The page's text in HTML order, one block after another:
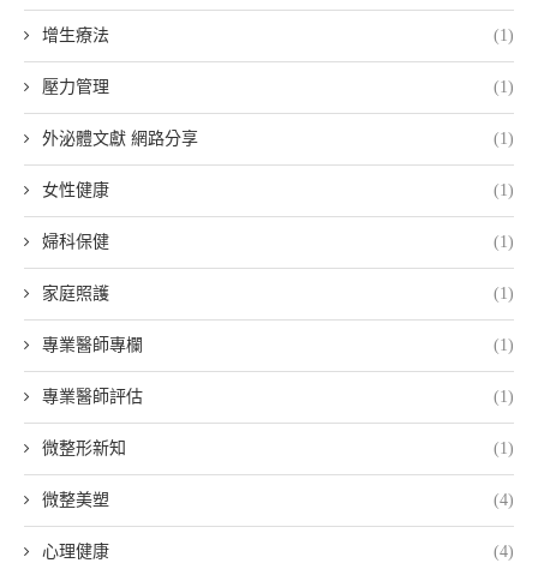
增生療法 (1)
壓力管理 (1)
外泌體文獻 網路分享 (1)
女性健康 (1)
婦科保健 (1)
家庭照護 (1)
專業醫師專欄 (1)
專業醫師評估 (1)
微整形新知 (1)
微整美塑 (4)
心理健康 (4)